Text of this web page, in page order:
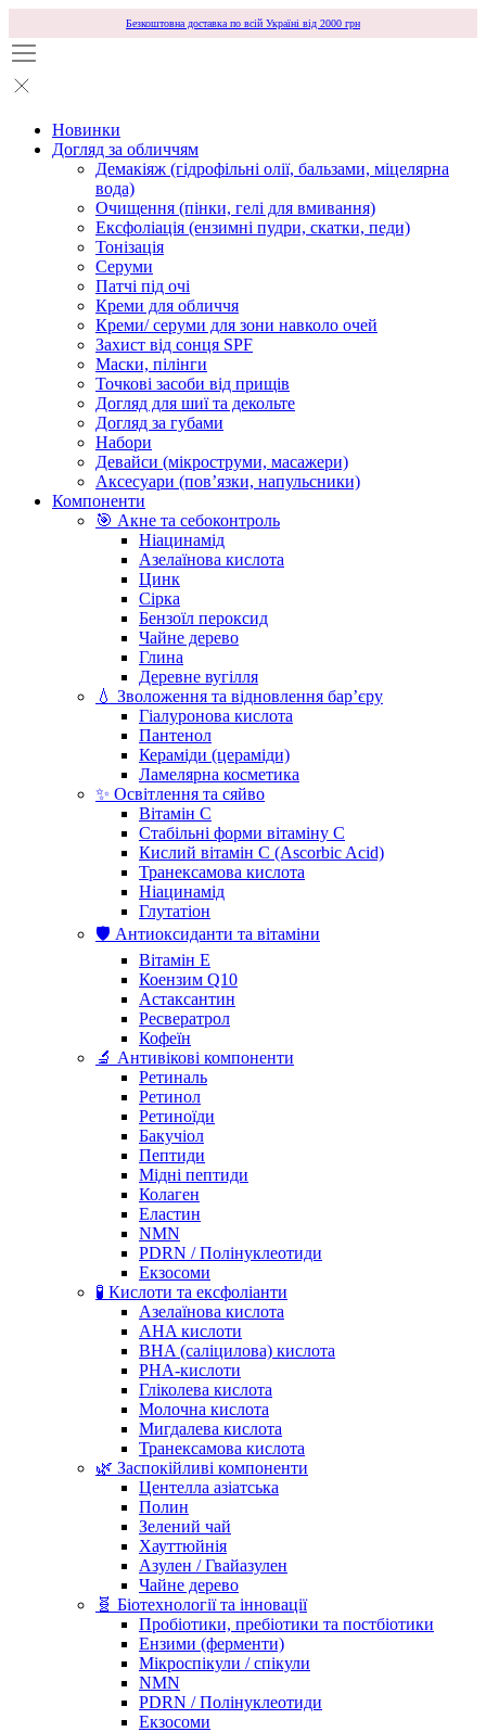
Безкоштовна доставка по всій Україні від 2000 грн
Новинки
Догляд за обличчям
Демакіяж (гідрофільні олії, бальзами, міцелярна
вода)
Очищення (пінки, гелі для вмивання)
Ексфоліація (ензимні пудри, скатки, педи)
Тонізація
Серуми
Патчі під очі
Креми для обличчя
Креми/ серуми для зони навколо очей
Захист від сонця SPF
Маски, пілінги
Точкові засоби від прищів
Догляд для шиї та декольте
Догляд за губами
Набори
Девайси (мікроструми, масажери)
Аксесуари (повʼязки, напульсники)
Компоненти
🎯 Акне та себоконтроль
Ніацинамід
Азелаїнова кислота
Цинк
Сірка
Бензоїл пероксид
Чайне дерево
Глина
Деревне вугілля
💧 Зволоження та відновлення бар’єру
Гіалуронова кислота
Пантенол
Кераміди (цераміди)
Ламелярна косметика
✨ Освітлення та сяйво
Вітамін С
Стабільні форми вітаміну С
Кислий вітамін С (Ascorbic Acid)
Транексамова кислота
Ніацинамід
Глутатіон
🛡️ Антиоксиданти та вітаміни
Вітамін Е
Коензим Q10
Астаксантин
Ресвератрол
Кофеїн
🔬 Антивікові компоненти
Ретиналь
Ретинол
Ретиноїди
Бакучіол
Пептиди
Мідні пептиди
Колаген
Еластин
NMN
PDRN / Полінуклеотиди
Екзосоми
🧪 Кислоти та ексфоліанти
Азелаїнова кислота
AHA кислоти
BHA (саліцилова) кислота
PHA-кислоти
Гліколева кислота
Молочна кислота
Мигдалева кислота
Транексамова кислота
🌿 Заспокійливі компоненти
Центелла азіатська
Полин
Зелений чай
Хауттюйнія
Азулен / Гвайазулен
Чайне дерево
🧬 Біотехнології та інновації
Пробіотики, пребіотики та постбіотики
Ензими (ферменти)
Мікроспікули / спікули
NMN
PDRN / Полінуклеотиди
Екзосоми